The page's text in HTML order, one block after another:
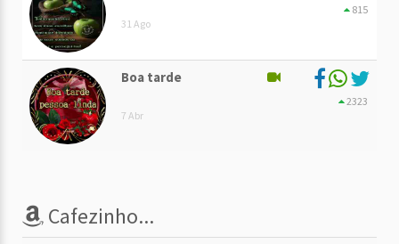
31 Ago
815
Boa tarde
7 Abr
2323
Cafezinho...